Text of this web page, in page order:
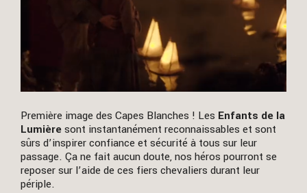
Première image des Capes Blanches ! Les Enfants de la
Lumièresont instantanément reconnaissables et sont
sûrs d’inspirer confiance et sécurité à tous sur leur
passage. Ça ne fait aucun doute, nos héros pourront se
reposer sur l’aide de ces fiers chevaliers durant leur
périple.